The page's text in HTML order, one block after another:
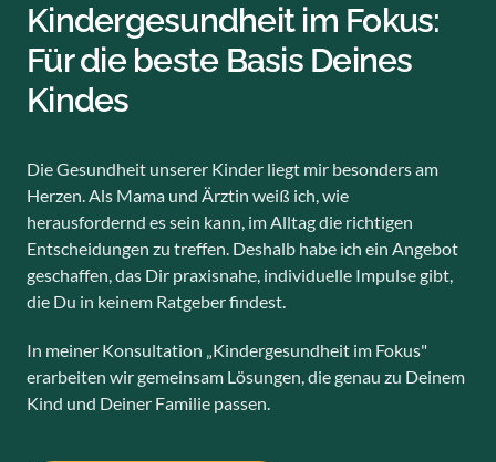
Kindergesundheit im Fokus:
Für die beste Basis Deines
Kindes
Die Gesundheit unserer Kinder liegt mir besonders am
Herzen. Als Mama und Ärztin weiß ich, wie
herausfordernd es sein kann, im Alltag die richtigen
Entscheidungen zu treffen. Deshalb habe ich ein Angebot
geschaffen, das Dir praxisnahe, individuelle Impulse gibt,
die Du in keinem Ratgeber findest.
In meiner Konsultation „Kindergesundheit im Fokus"
erarbeiten wir gemeinsam Lösungen, die genau zu Deinem
Kind und Deiner Familie passen.